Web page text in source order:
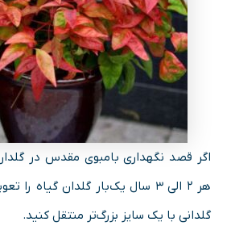
اگر قصد نگهداری بامبوی مقدس در
هر ۲ الی ۳ سال یک‌بار گلدان گیاه
گلدانی با یک سایز بزرگ‌تر منتقل کنید.